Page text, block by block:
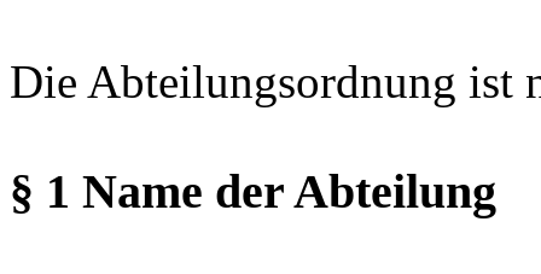
Die Abteilungsordnung ist
§ 1 Name der Abteilung